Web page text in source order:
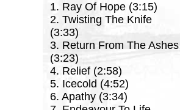
1. Ray Of Hope (3:15)
2. Twisting The Knife
(3:33)
3. Return From The Ashes
(3:23)
4. Relief (2:58)
5. Icecold (4:52)
6. Apathy (3:34)